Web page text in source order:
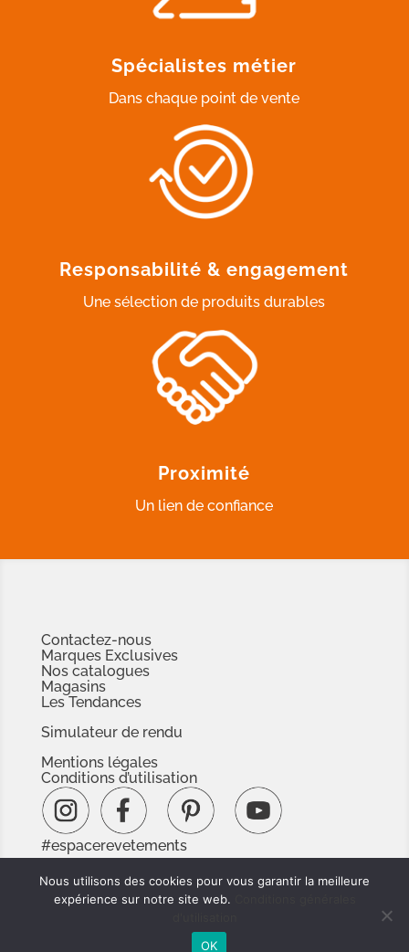
Spécialistes métier
Dans chaque point de vente
Responsabilité & engagement
Une sélection de produits durables
Proximité
Un lien de confiance
Contactez-nous
Marques Exclusives
Nos catalogues
Magasins
Les Tendances
Simulateur de rendu
Mentions légales
Conditions d’utilisation
#espacerevetements
www.espacedoc.fr
www.signnaturedexception.com
Nous utilisons des cookies pour vous garantir la meilleure
expérience sur notre site web.
OK